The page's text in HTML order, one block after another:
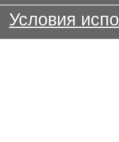
Условия